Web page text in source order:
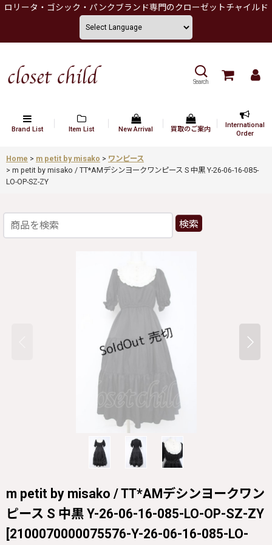
ロリータ・ゴシック・パンクブランド専門のクローゼットチャイルド
Search
Brand List Item List New Arrival 買取のご案内
International
Order
Home > m petit by misako > ワンピース
> m petit by misako / TT*AMデシンヨークワンピース S 中黒 Y-26-06-16-085-
LO-OP-SZ-ZY
検索
m petit by misako / TT*AMデシンヨークワン
ピース S 中黒 Y-26-06-16-085-LO-OP-SZ-ZY
[2100070000075576-Y-26-06-16-085-LO-